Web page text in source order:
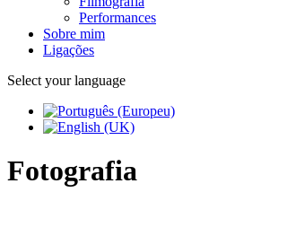
Performances
Sobre mim
Ligações
Select your language
Fotografia